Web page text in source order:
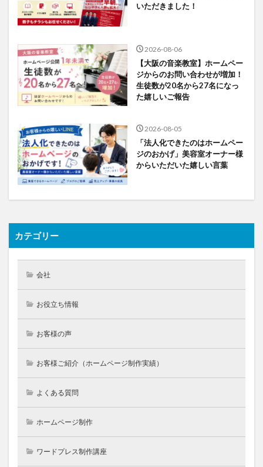
いただきました！
2026-08-06
【大阪の音楽教室】ホームペー
ジからのお問い合わせが増加！
生徒数が20名から27名になっ
た嬉しいご報告
2026-08-05
「法人化できたのはホームペー
ジのおかげ」美容室オーナー様
からいただいた嬉しい言葉
カテゴリー
会社
お役立ち情報
お客様の声
お客様ご紹介（ホームページ制作実績）
よくある質問
ホームページ制作
ワードプレス制作講座